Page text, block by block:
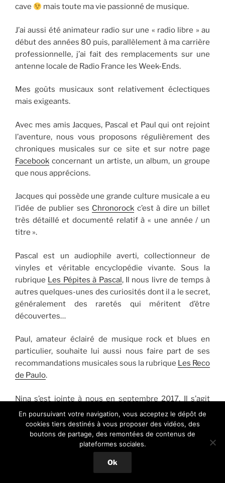
cave
mais toute ma vie passionné de musique.
J’ai aussi été animateur radio sur une « radio libre » au
début des années 80 puis, parallèlement à ma carrière
professionnelle, j’ai fait des remplacements sur une
antenne locale de Radio France les Week-Ends.
Mes goûts musicaux sont relativement éclectiques
mais exigeants.
Avec mes amis Jacques, Pascal et Paul qui ont rejoint
l’aventure, nous vous proposons régulièrement des
chroniques musicales sur ce site et sur notre page
Facebook concernant un artiste, un album, un groupe
que nous apprécions.
Jacques qui possède une grande culture musicale a eu
l’idée de publier ses Chronorock c’est à dire un billet
très détaillé et documenté relatif à « une année / un
titre ».
Pascal est un audiophile averti, collectionneur de
vinyles et véritable encyclopédie vivante. Sous la
rubrique Les Pépites à Pascal, Il nous livre de temps à
autres quelques-unes des curiosités dont il a le secret,
généralement des raretés qui méritent d’être
découvertes…
Paul, amateur éclairé de musique rock et blues en
particulier, souhaite lui aussi nous faire part de ses
recommandations musicales sous la rubrique Les Reco
de Paulo.
Nina s’est jointe à nous en septembre 2017. Il s’agit
d’une jeune parisienne passionnée d’histoire, d’art et
de musique, fidèle auditrice de Fip, ses préférences
vont à la musique indie, au folk, à la chanson, aux
musiques du monde.
En poursuivant votre navigation, vous acceptez le dépôt de
cookies tiers destinés à vous proposer des vidéos, des
boutons de partage, des remontées de contenus de
plateformes sociales.
Ok